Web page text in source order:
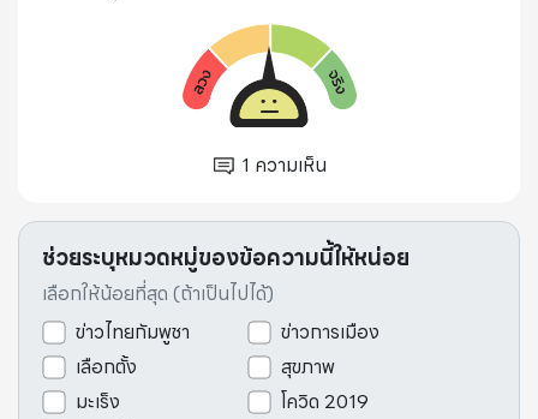
1 ความเห็น
ช่วยระบุหมวดหมู่ของข้อความนี้ให้หน่อย
เลือกให้น้อยที่สุด (ถ้าเป็นไปได้)
ข่าวไทยกัมพูชา
ข่าวการเมือง
เลือกตั้ง
สุขภาพ
มะเร็ง
โควิด 2019